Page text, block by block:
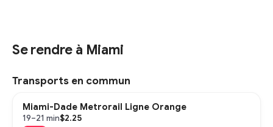
Se rendre à Miami
Transports en commun
Miami-Dade Metrorail Ligne Orange
19–21 min$2.25